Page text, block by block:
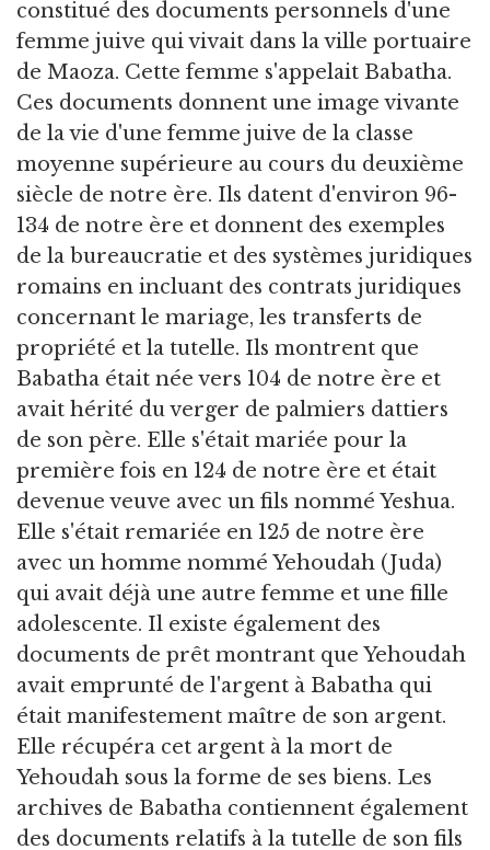
constitué des documents personnels d'une
femme juive qui vivait dans la ville portuaire
de Maoza. Cette femme s'appelait Babatha.
Ces documents donnent une image vivante
de la vie d'une femme juive de la classe
moyenne supérieure au cours du deuxième
siècle de notre ère. Ils datent d'environ 96-
134 de notre ère et donnent des exemples
de la bureaucratie et des systèmes juridiques
romains en incluant des contrats juridiques
concernant le mariage, les transferts de
propriété et la tutelle. Ils montrent que
Babatha était née vers 104 de notre ère et
avait hérité du verger de palmiers dattiers
de son père. Elle s'était mariée pour la
première fois en 124 de notre ère et était
devenue veuve avec un fils nommé Yeshua.
Elle s'était remariée en 125 de notre ère
avec un homme nommé Yehoudah (Juda)
qui avait déjà une autre femme et une fille
adolescente. Il existe également des
documents de prêt montrant que Yehoudah
avait emprunté de l'argent à Babatha qui
était manifestement maître de son argent.
Elle récupéra cet argent à la mort de
Yehoudah sous la forme de ses biens. Les
archives de Babatha contiennent également
des documents relatifs à la tutelle de son fils